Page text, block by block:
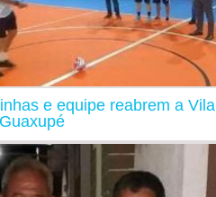
e equipe reabrem a Vila